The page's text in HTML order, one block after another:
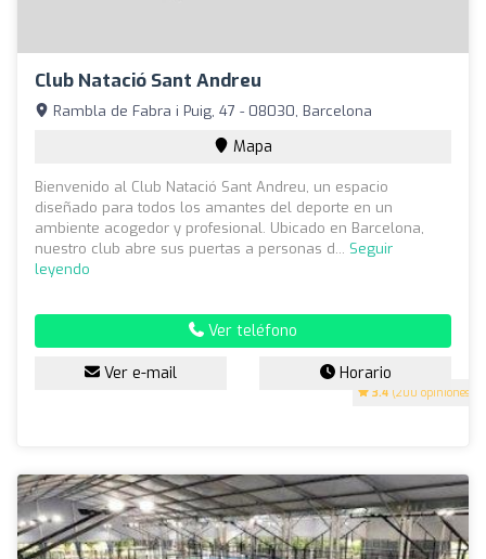
Club Natació Sant Andreu
3.4 (200 opiniones)
Rambla de Fabra i Puig, 47 - 08030, Barcelona
Mapa
Bienvenido al Club Natació Sant Andreu, un espacio
diseñado para todos los amantes del deporte en un
ambiente acogedor y profesional. Ubicado en Barcelona,
nuestro club abre sus puertas a personas d... Seguir
leyendo
Ver teléfono
Ver e-mail Horario